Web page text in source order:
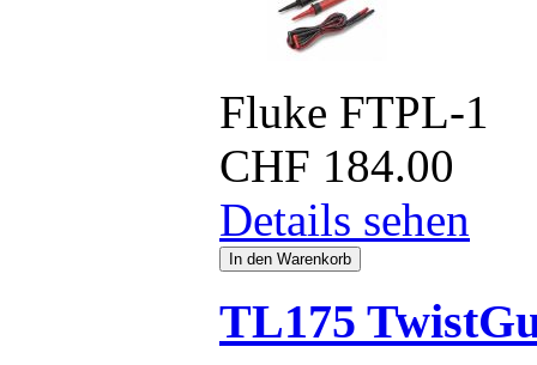
Fluke FTPL-1
CHF 184.00
Details sehen
TL175